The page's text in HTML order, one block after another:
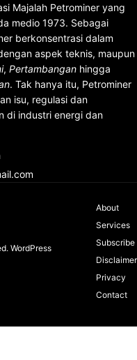
Majalah Petrominer yang
medio 1973. Sebagai
berkonsentrasi dalam
aspek teknis, maupun
, Pertambangan hingga
. Tak hanya itu, Petrominer
isu, regulasi dan
di industri energi dan
WordPress
About
Services
Subscribe
Disclaimer
Privacy
Contact